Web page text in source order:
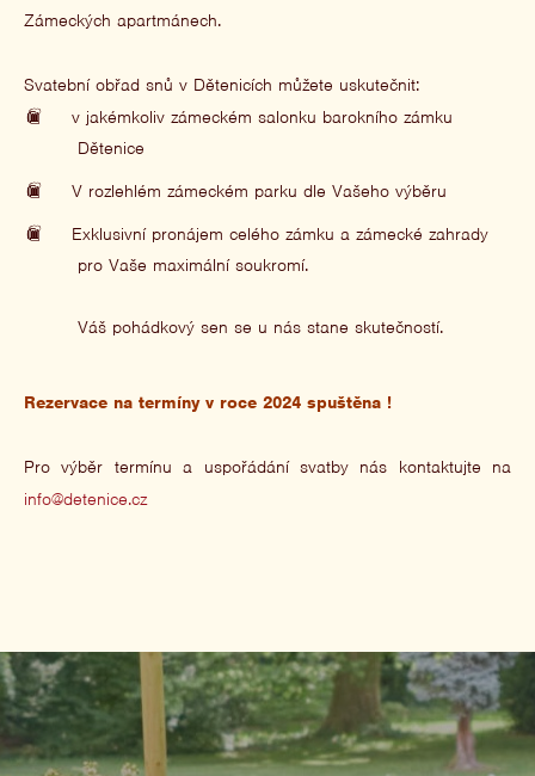
Zámeckých apartmánech.
Svatební obřad snů v Dětenicích můžete uskutečnit:
v jakémkoliv zámeckém salonku barokního zámku
Dětenice
V rozlehlém zámeckém parku dle Vašeho výběru
Exklusivní pronájem celého zámku a zámecké zahrady
pro Vaše maximální soukromí.
Váš pohádkový sen se u nás stane skutečností.
Rezervace na termíny v roce 2024 spuštěna !
Pro výběr termínu a uspořádání svatby nás kontaktujte na
info@detenice.cz